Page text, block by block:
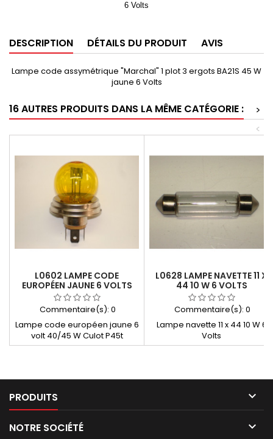
6 Volts
DESCRIPTION DÉTAILS DU PRODUIT AVIS
Lampe code assymétrique "Marchal" 1 plot 3 ergots BA21S 45 W
jaune 6 Volts
16 AUTRES PRODUITS DANS LA MÊME CATÉGORIE :
>
<
L0602 LAMPE CODE
EUROPÉEN JAUNE 6 VOLTS
Commentaire(s): 0
Lampe code européen jaune 6
volt 40/45 W Culot P45t
L0628 LAMPE NAVETTE 11 X
44 10 W 6 VOLTS
Commentaire(s): 0
Lampe navette 11 x 44 10 W 6
Volts
PRODUITS 
NOTRE SOCIÉTÉ 